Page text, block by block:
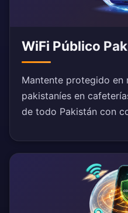
WiFi Público
Mantente protegido en
pakistaníes en
de todo Pakistán con